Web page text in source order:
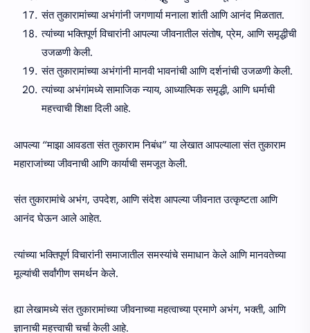
संत तुकारामांच्या अभंगांनी जगणार्या मनाला शांती आणि आनंद मिळतात.
त्यांच्या भक्तिपूर्ण विचारांनी आपल्या जीवनातील संतोष, प्रेम, आणि समृद्धीची
उजळणी केली.
संत तुकारामांच्या अभंगांनी मानवी भावनांची आणि दर्शनांची उजळणी केली.
त्यांच्या अभंगांमध्ये सामाजिक न्याय, आध्यात्मिक समृद्धी, आणि धर्माची
महत्त्वाची शिक्षा दिली आहे.
आपल्या “माझा आवडता संत तुकाराम निबंध” या लेखात आपल्याला संत तुकाराम
महाराजांच्या जीवनाची आणि कार्याची समजूत केली.
संत तुकारामांचे अभंग, उपदेश, आणि संदेश आपल्या जीवनात उत्कृष्टता आणि
आनंद घेऊन आले आहेत.
त्यांच्या भक्तिपूर्ण विचारांनी समाजातील समस्यांचे समाधान केले आणि मानवतेच्या
मूल्यांची सर्वांगीण समर्थन केले.
ह्या लेखामध्ये संत तुकारामांच्या जीवनाच्या महत्वाच्या प्रमाणे अभंग, भक्ती, आणि
ज्ञानाची महत्त्वाची चर्चा केली आहे.